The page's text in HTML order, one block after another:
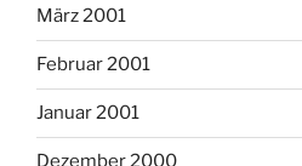
März 2001
Februar 2001
Januar 2001
Dezember 2000